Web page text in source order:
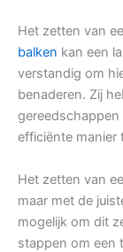
Het zetten van
balken kan een
verstandig om
benaderen. Zij
efficiënte manier
Het zetten van
maar met de
mogelijk om dit
stappen om een